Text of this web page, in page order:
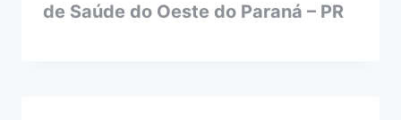
de Saúde do Oeste do Paraná – PR